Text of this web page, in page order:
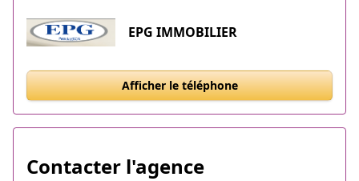
EPG IMMOBILIER
Afficher le téléphone
Contacter l'agence